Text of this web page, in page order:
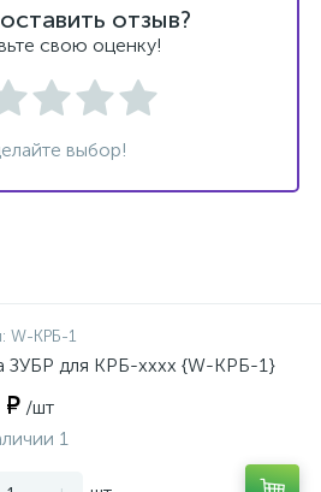
отзыв?
свою оценку!
выбор!
W-КРБ-1
ЗУБР для КРБ-хххх {W-КРБ-1}
₽ /шт
1